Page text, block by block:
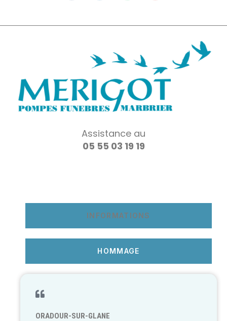
Assistance au
05 55 03 19 19
INFORMATIONS
HOMMAGE
ORADOUR-SUR-GLANE